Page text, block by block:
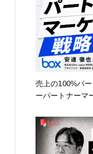
売上の100%パ
ーパートナーマ